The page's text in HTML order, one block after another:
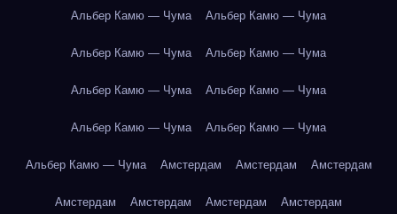
Альбер Камю — Чума Альбер Камю — Чума
Альбер Камю — Чума Альбер Камю — Чума
Альбер Камю — Чума Альбер Камю — Чума
Альбер Камю — Чума Альбер Камю — Чума
Альбер Камю — Чума Амстердам Амстердам Амстердам
Амстердам Амстердам Амстердам Амстердам